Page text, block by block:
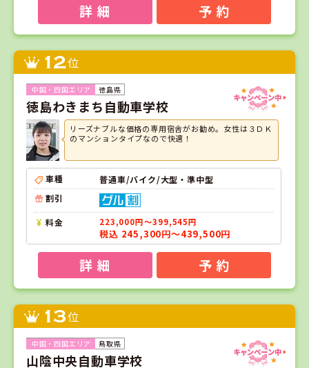
詳 細 予 約
12位
徳島県
徳島わきまち自動車学校
リーズナブルな価格の専用宿舎がお勧め。女性は３ＤＫ
のマンションタイプなので快適！
車種
普通車/バイク/大型・準中型
割引
料金 223,000円～399,545円
税込 245,300円～439,500円
詳 細 予 約
13位
鳥取県
山陰中央自動車学校